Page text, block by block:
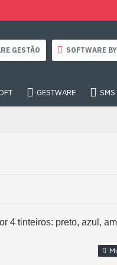
GESTÃO SOFTWARE
GESTWARE
4 tinteiros: preto, azul,